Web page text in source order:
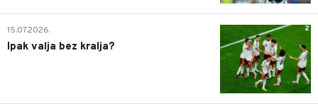
2
15.07.2026.
Ipak valja bez kralja?